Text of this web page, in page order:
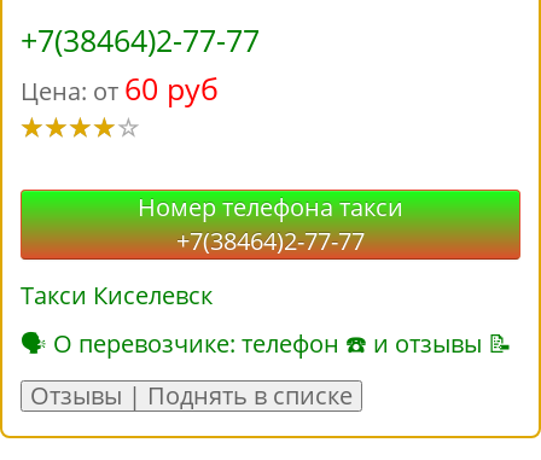
+7(38464)2-77-77
Цена: от 60 руб
Номер телефона такси
+7(38464)2-77-77
Такси Киселевск
🗣 О перевозчике: телефон ☎ и отзывы 📝
Отзывы | Поднять в списке